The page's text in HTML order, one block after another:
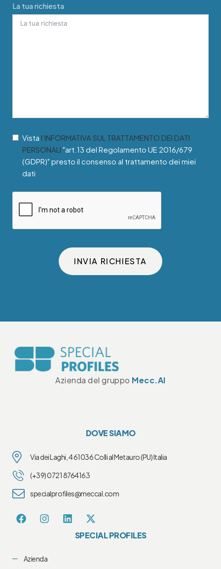
La tua richiesta
Vista l’INFORMATIVA SUL TRATTAMENTO DEI DATI
PERSONALI "art.13 del Regolamento UE 2016/679
(GDPR)" presto il consenso al trattamento dei miei
dati
INVIA RICHIESTA
Azienda del gruppo Mecc.Al
DOVE SIAMO
Via dei Laghi, 4 61036 Colli al Metauro (PU) Italia
(+39) 0721 8764163
specialprofiles@meccal.com
SPECIAL PROFILES
Azienda